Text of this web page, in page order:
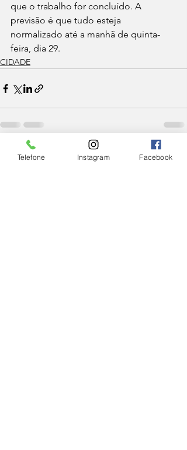
que o trabalho for concluído. A
previsão é que tudo esteja
normalizado até a manhã de quinta-
feira, dia 29.
CIDADE
Posts Relacionados Ver tudo
Telefone Instagram Facebook